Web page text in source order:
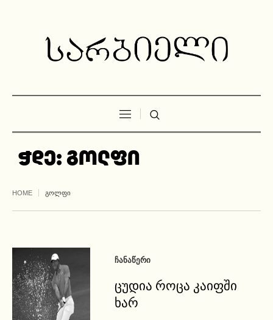
ჭდე:გოლფი
HOME ᲒᲝᲚᲤᲘ
ᲩᲐᲜᲐᲬᲔᲠᲘ
ცუდია როცა კაიფში
ხარ